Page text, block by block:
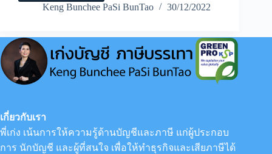
แตก
ต่าง
การ
จด
จัด
ตั้ง
บริษัท
ผู้
แทน
Keng Bunchee PaSi BunTao 30/12/2022
เกี่ยวกับเรา
พี่เก่ง เน้นการให้ความรู้ด้านบัญชีและภาษี แก่ผู้ประกอบ
การ นักบัญชี และผู้ที่สนใจ เพื่อให้ทำธุรกิจและเสียภาษีได้